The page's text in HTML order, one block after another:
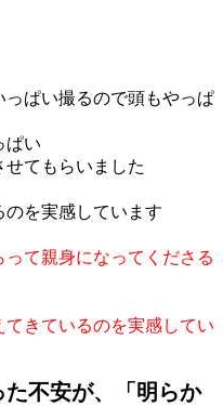
ぱい撮るので頭もやっぱ
ぱい
てもらいました
を実感しています
て親身になってくださる
きているのを実感してい
た不安が、「明らか